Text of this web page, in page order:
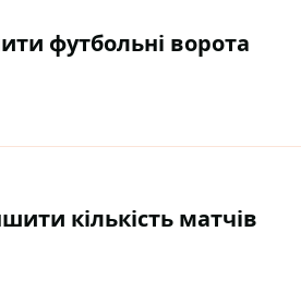
футбольні ворота
кількість матчів